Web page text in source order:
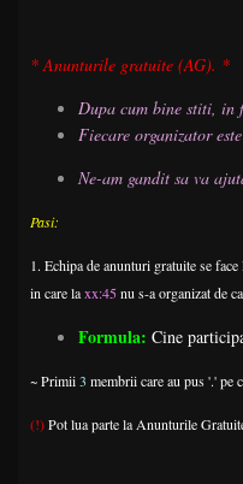
* Anunturile gratuite (AG). *
Dupa cum bine stiti, in
Fiecare organizator
Ne-am gandit sa va
Pasi:
1. Echipa de anunturi gratuite se face
in care laxx:45nu s-a organizat de
Formula: Cine
~ Primii3 membrii care au pus '.' pe
(!)Pot lua parte la Anunturile